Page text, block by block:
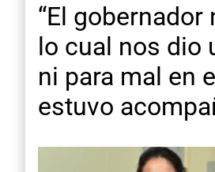
“El
lo cual nos dio
ni para mal en
estuvo